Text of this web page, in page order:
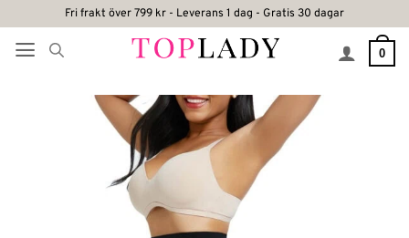
content
Fri frakt över 799 kr - Leverans 1 dag - Gratis 30 dagar
0